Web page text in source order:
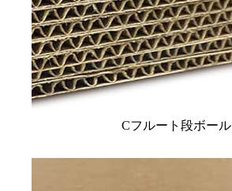
Cフルート段ボール